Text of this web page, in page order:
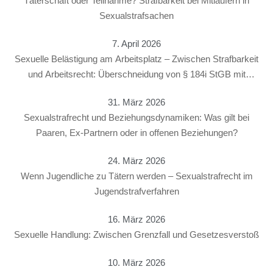
Sexualstrafsachen
7. April 2026
Sexuelle Belästigung am Arbeitsplatz – Zwischen Strafbarkeit
und Arbeitsrecht: Überschneidung von § 184i StGB mit
31. März 2026
Sexualstrafrecht und Beziehungsdynamiken: Was gilt bei
Paaren, Ex-Partnern oder in offenen Beziehungen?
24. März 2026
Wenn Jugendliche zu Tätern werden – Sexualstrafrecht im
Jugendstrafverfahren
16. März 2026
Sexuelle Handlung: Zwischen Grenzfall und Gesetzesverstoß
10. März 2026